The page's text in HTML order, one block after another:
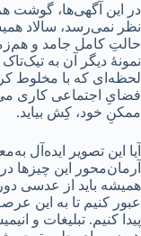
در این آگهی‌ها، گوشت
نظر نمی‌رسد، سالاد
حالتِ کامل جامد و
نمونۀ دیگر آن به
لحظه‌ای که با مخلوط
فضایِ اجتماعی کاری
ممکنِ خود، کِش بیاید.
آیا این تصویر ایده‌آل
آرمان‌محور این چیزها
همیشه باید از عدسی
عبور کنیم تا به این
پیدا کنیم. تبلیغات و